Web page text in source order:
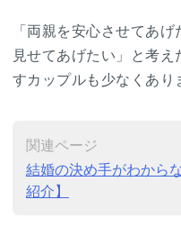
「両親を安心させてあ
見せてあげたい」と考
すカップルも少なくあり
関連ページ
結婚の決め手がわから
紹介】